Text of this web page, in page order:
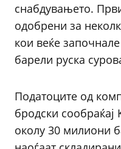
снабдувањето.
одобрени за
кои веќе
барели руска
Податоците од
бродски сообраќај
околу 30 милиони